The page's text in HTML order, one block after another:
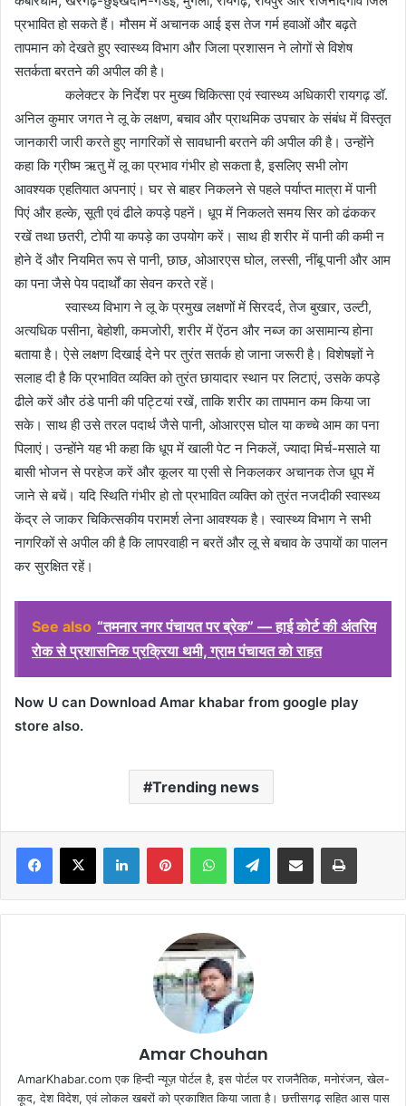
प्रभावित हो सकते हैं। मौसम में अचानक आई इस तेज गर्म हवाओं और बढ़ते
तापमान को देखते हुए स्वास्थ्य विभाग और जिला प्रशासन ने लोगों से विशेष
सतर्कता बरतने की अपील की है।
कलेक्टर के निर्देश पर मुख्य चिकित्सा एवं स्वास्थ्य अधिकारी रायगढ़ डॉ.
अनिल कुमार जगत ने लू के लक्षण, बचाव और प्राथमिक उपचार के संबंध में विस्तृत
जानकारी जारी करते हुए नागरिकों से सावधानी बरतने की अपील की है। उन्होंने
कहा कि ग्रीष्म ऋतु में लू का प्रभाव गंभीर हो सकता है, इसलिए सभी लोग
आवश्यक एहतियात अपनाएं। घर से बाहर निकलने से पहले पर्याप्त मात्रा में पानी
पिएं और हल्के, सूती एवं ढीले कपड़े पहनें। धूप में निकलते समय सिर को ढंककर
रखें तथा छतरी, टोपी या कपड़े का उपयोग करें। साथ ही शरीर में पानी की कमी न
होने दें और नियमित रूप से पानी, छाछ, ओआरएस घोल, लस्सी, नींबू पानी और आम
का पना जैसे पेय पदार्थों का सेवन करते रहें।
स्वास्थ्य विभाग ने लू के प्रमुख लक्षणों में सिरदर्द, तेज बुखार, उल्टी,
अत्यधिक पसीना, बेहोशी, कमजोरी, शरीर में ऐंठन और नब्ज का असामान्य होना
बताया है। ऐसे लक्षण दिखाई देने पर तुरंत सतर्क हो जाना जरूरी है। विशेषज्ञों ने
सलाह दी है कि प्रभावित व्यक्ति को तुरंत छायादार स्थान पर लिटाएं, उसके कपड़े
ढीले करें और ठंडे पानी की पट्टियां रखें, ताकि शरीर का तापमान कम किया जा
सके। साथ ही उसे तरल पदार्थ जैसे पानी, ओआरएस घोल या कच्चे आम का पना
पिलाएं। उन्होंने यह भी कहा कि धूप में खाली पेट न निकलें, ज्यादा मिर्च-मसाले या
बासी भोजन से परहेज करें और कूलर या एसी से निकलकर अचानक तेज धूप में
जाने से बचें। यदि स्थिति गंभीर हो तो प्रभावित व्यक्ति को तुरंत नजदीकी स्वास्थ्य
केंद्र ले जाकर चिकित्सकीय परामर्श लेना आवश्यक है। स्वास्थ्य विभाग ने सभी
नागरिकों से अपील की है कि लापरवाही न बरतें और लू से बचाव के उपायों का पालन
कर सुरक्षित रहें।
See also “तमनार नगर पंचायत पर ब्रेक” — हाई कोर्ट की अंतरिम
रोक से प्रशासनिक प्रक्रिया थमी, ग्राम पंचायत को राहत
Now U can Download Amar khabar from google play
store also.
Trending news
Facebook
X LinkedInPinterestWhatsAppTelegramShare via Email Print
Amar Chouhan
AmarKhabar.com एक हिन्दी न्यूज़ पोर्टल है, इस पोर्टल पर राजनैतिक, मनोरंजन, खेल-
कूद, देश विदेश, एवं लोकल खबरों को प्रकाशित किया जाता है। छत्तीसगढ़ सहित आस पास